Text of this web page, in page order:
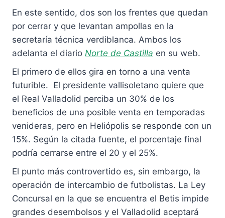
En este sentido, dos son los frentes que quedan
por cerrar y que levantan ampollas en la
secretaría técnica verdiblanca. Ambos los
adelanta el diario Norte de Castilla en su web.
El primero de ellos gira en torno a una venta
futurible. El presidente vallisoletano quiere que
el Real Valladolid perciba un 30% de los
beneficios de una posible venta en temporadas
venideras, pero en Heliópolis se responde con un
15%. Según la citada fuente, el porcentaje final
podría cerrarse entre el 20 y el 25%.
El punto más controvertido es, sin embargo, la
operación de intercambio de futbolistas. La Ley
Concursal en la que se encuentra el Betis impide
grandes desembolsos y el Valladolid aceptará